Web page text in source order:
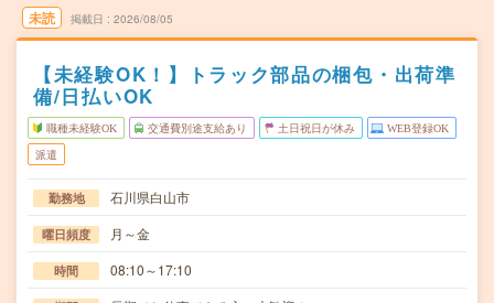
未読 掲載日 2026/08/05
【未経験OK！】トラック部品の梱包・出荷準
備/日払いOK
職種未経験OK 交通費別途支給あり 土日祝日が休み WEB登録OK
派遣
勤務地 石川県白山市
曜日頻度 月～金
時間 08:10～17:10